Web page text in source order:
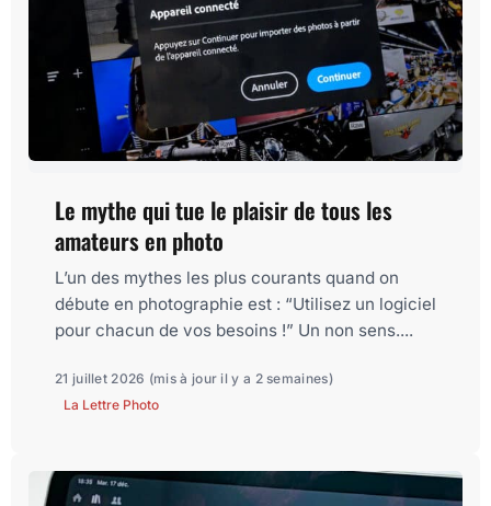
Le mythe qui tue le plaisir de tous les
amateurs en photo
L’un des mythes les plus courants quand on
débute en photographie est : “Utilisez un logiciel
pour chacun de vos besoins !” Un non sens....
21 juillet 2026 (mis à jour il y a 2 semaines)
La Lettre Photo